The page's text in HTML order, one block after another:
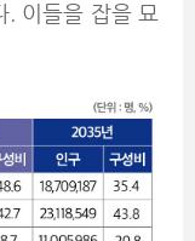
. 이들을 잡을 묘